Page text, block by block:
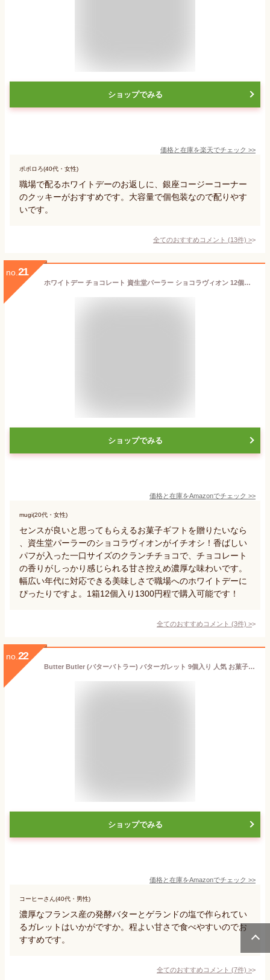
ショップでみる
価格と在庫を楽天でチェック >>
ポポロろ(40代・女性)
職場で配るホワイトデーのお返しに、銀座コージーコーナー
のクッキーがおすすめです。大容量で個包装なので配りやす
いです。
全てのおすすめコメント (13件) >
no. 21
ホワイトデー チョコレート 資生堂パーラー ショコラヴィオン 12個入 人気 ギフト 菓子折り お祝い 退職 贈答 包装 スイーツ お菓子 クランチ 個包装 お配り バレンタイン お返し 東京土産
ショップでみる
価格と在庫をAmazonでチェック >>
mugi(20代・女性)
センスが良いと思ってもらえるお菓子ギフトを贈りたいなら
、資生堂パーラーのショコラヴィオンがイチオシ！香ばしい
パフが入った一口サイズのクランチチョコで、チョコレート
の香りがしっかり感じられる甘さ控えめ濃厚な味わいです。
幅広い年代に対応できる美味しさで職場へのホワイトデーに
ぴったりですよ。1箱12個入り1300円程で購入可能です！
全てのおすすめコメント (3件) >
no. 22
Butter Butler (バターバトラー) バターガレット 9個入り 人気 お菓子 スイーツ ギフト 東京土産 手土産 個包装 プレゼント お返し 内祝い 焼き菓子 退職
ショップでみる
価格と在庫をAmazonでチェック >>
コーヒーさん(40代・男性)
濃厚なフランス産の発酵バターとゲランドの塩で作られてい
るガレットはいかがですか。程よい甘さで食べやすいのでお
すすめです。
全てのおすすめコメント (7件) >